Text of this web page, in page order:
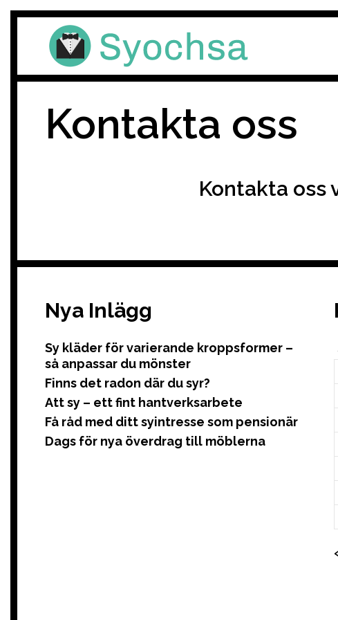
content
Kontakta oss
Kontakta oss
Nya Inlägg
Sy kläder för varierande kroppsformer –
så anpassar du mönster
Finns det radon där du syr?
Att sy – ett fint hantverksarbete
Få råd med ditt syintresse som pensionär
Dags för nya överdrag till möblerna